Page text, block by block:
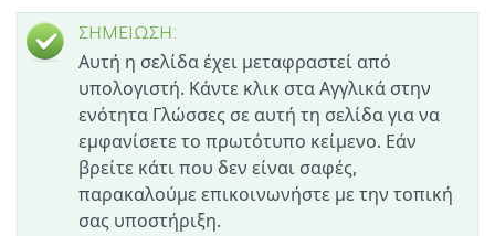
ΣΗΜΕΙΩΣΗ:
Αυτή η σελίδα έχει μεταφραστεί από
υπολογιστή. Κάντε κλικ στα Αγγλικά στην
ενότητα Γλώσσες σε αυτή τη σελίδα για να
εμφανίσετε το πρωτότυπο κείμενο. Εάν
βρείτε κάτι που δεν είναι σαφές,
παρακαλούμε επικοινωνήστε με την τοπική
σας υποστήριξη.